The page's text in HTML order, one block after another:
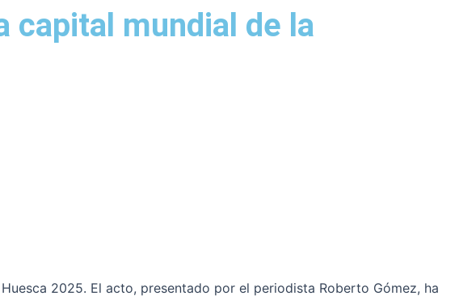
capital mundial de la
2025. El acto, presentado por el periodista Roberto Gómez, ha